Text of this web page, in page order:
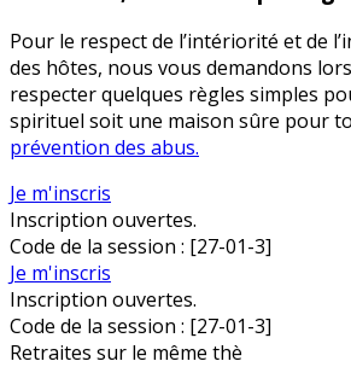
Pour le respect de l’intériorité et de
des hôtes, nous vous demandons
respecter quelques règles simples
spirituel soit une maison sûre pour
prévention des abus.
Je m'inscris
Inscription ouvertes.
Code de la session : [27-01-3]
Je m'inscris
Inscription ouvertes.
Code de la session : [27-01-3]
Retraites sur le même thè